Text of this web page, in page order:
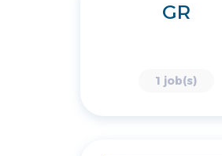
GR
1 job(s)